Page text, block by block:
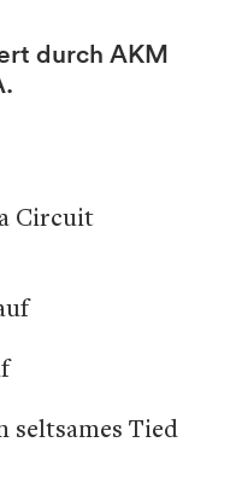
durch AKM
Circuit
seltsames Tied